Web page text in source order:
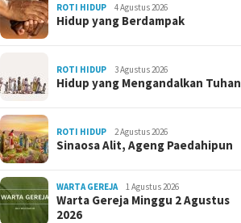
ROTI HIDUP 4 Agustus 2026
Hidup yang Berdampak
ROTI HIDUP 3 Agustus 2026
Hidup yang Mengandalkan Tuhan
ROTI HIDUP 2 Agustus 2026
Sinaosa Alit, Ageng Paedahipun
WARTA GEREJA 1 Agustus 2026
Warta Gereja Minggu 2 Agustus
2026